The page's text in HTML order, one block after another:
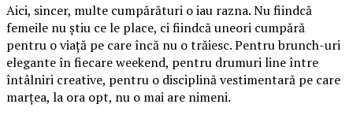
Aici, sincer, multe cumpărături o iau razna. Nu fiindcă
femeile nu știu ce le place, ci fiindcă uneori cumpără
pentru o viață pe care încă nu o trăiesc. Pentru brunch-uri
elegante în fiecare weekend, pentru drumuri line între
întâlniri creative, pentru o disciplină vestimentară pe care
marțea, la ora opt, nu o mai are nimeni.